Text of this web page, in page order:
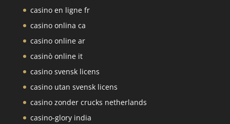
casino en ligne fr
casino onlina ca
casino online ar
casinò online it
casino svensk licens
casino utan svensk licens
casino zonder crucks netherlands
casino-glory india